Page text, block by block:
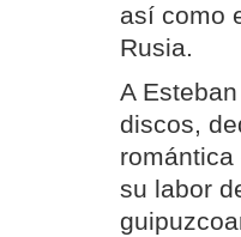
así como
Rusia.
A
discos,
su labor